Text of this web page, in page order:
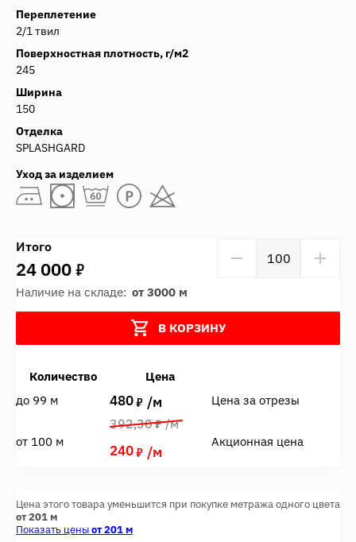
Переплетение
2/1 твил
Поверхностная плотность, г/м2
245
Ширина
150
Отделка
SPLASHGARD
Уход за изделием
Итого
24 0007
Наличие на складе: от 3000 м
В КОРЗИНУ
Количество
Цена
до 99 м
4807 /м Цена за отрезы
от 100 м
2407 /м
392,307 /м
Акционная цена
Цена этого товара уменьшится при покупке метража одного цвета
от 201 м
Показать ценыот 201 м